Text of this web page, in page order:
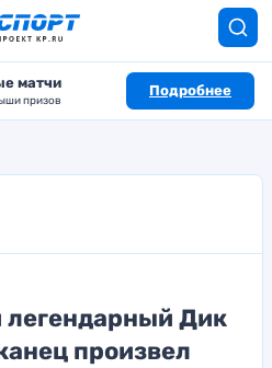
матчи
призов
Подробнее
Дик
произвел